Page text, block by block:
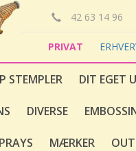
42 63 14 96
PRIVAT
STEMPLER DIT EGET
DIVERSE
MÆRKER